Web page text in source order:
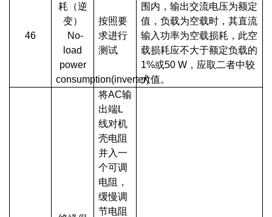
46
耗（逆
变）
No-
load
power
consumption(inverter)
按照要
求进行
测试
围内，输出交流电压为额定
值，负载为空载时，其直流
输入功率为空载损耗，此空
载损耗应不大于额定负载的
1%或50 W，应取二者中较
大值。
将AC输
出端L
线对机
壳电阻
并入一
个可调
电阻，
缓慢调
节电阻